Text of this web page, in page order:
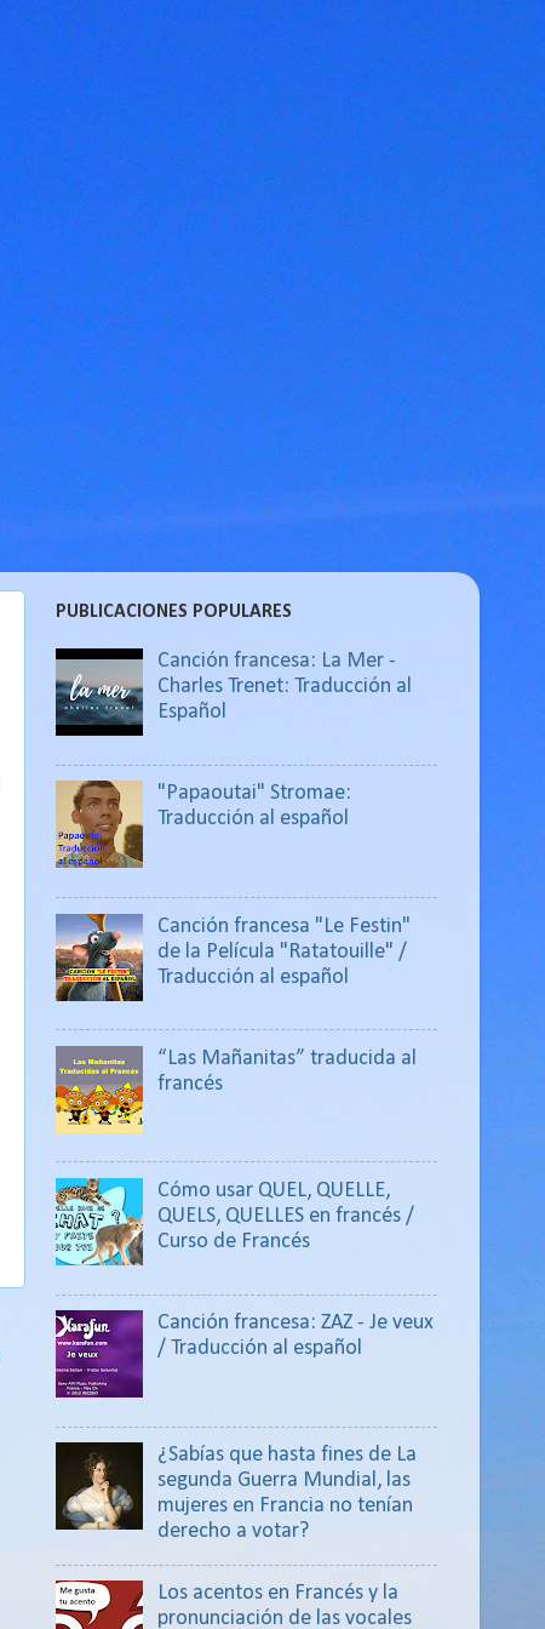
PUBLICACIONES POPULARES
Canción francesa: La Mer -
Charles Trenet: Traducción al
Español
"Papaoutai" Stromae:
Traducción al español
Canción francesa "Le Festin"
de la Película "Ratatouille" /
Traducción al español
“Las Mañanitas” traducida al
francés
Cómo usar QUEL, QUELLE,
QUELS, QUELLES en francés /
Curso de Francés
Canción francesa: ZAZ - Je veux
/ Traducción al español
¿Sabías que hasta fines de La
segunda Guerra Mundial, las
mujeres en Francia no tenían
derecho a votar?
Los acentos en Francés y la
pronunciación de las vocales